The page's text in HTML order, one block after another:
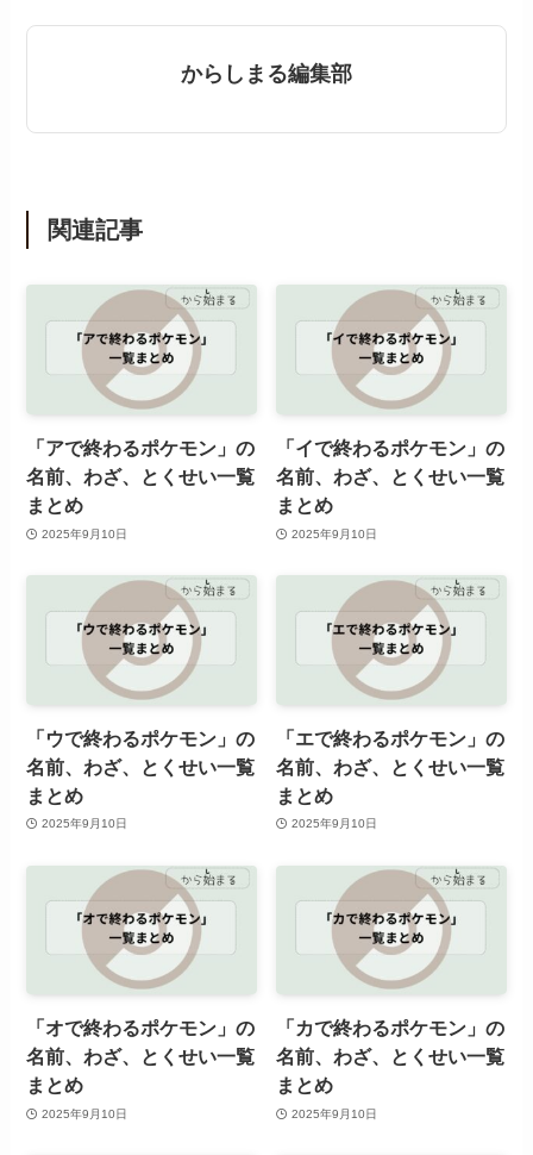
からしまる編集部
関連記事
「アで終わるポケモン」の
名前、わざ、とくせい一覧
まとめ
2025年9月10日
「イで終わるポケモン」の
名前、わざ、とくせい一覧
まとめ
2025年9月10日
「ウで終わるポケモン」の
名前、わざ、とくせい一覧
まとめ
2025年9月10日
「エで終わるポケモン」の
名前、わざ、とくせい一覧
まとめ
2025年9月10日
「オで終わるポケモン」の
名前、わざ、とくせい一覧
まとめ
2025年9月10日
「カで終わるポケモン」の
名前、わざ、とくせい一覧
まとめ
2025年9月10日